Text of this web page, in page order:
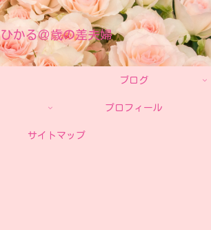
ひかる＠歳の差夫婦
ブログ
プロフィール
サイトマップ